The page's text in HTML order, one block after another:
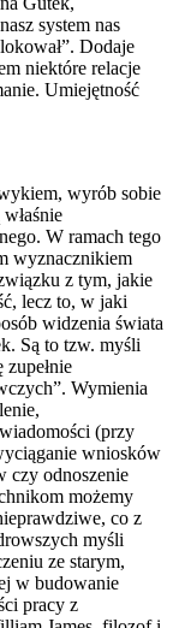
system nas
Dodaje
niektóre relacje
Umiejętność
wyrób sobie
W ramach tego
wyznacznikiem
z tym, jakie
lecz to, w jaki
widzenia świata
Są to tzw. myśli
Wymienia
(przy
wniosków
czy odnoszenie
możemy
co z
myśli
ze starym,
w budowanie
pracy z